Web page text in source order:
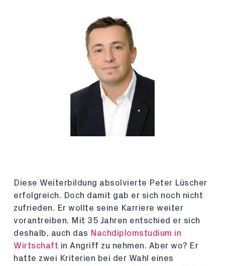
Diese Weiterbildung absolvierte Peter Lüscher
erfolgreich. Doch damit gab er sich noch nicht
zufrieden. Er wollte seine Karriere weiter
vorantreiben. Mit 35 Jahren entschied er sich
deshalb, auch das Nachdiplomstudium in
Wirtschaft in Angriff zu nehmen. Aber wo? Er
hatte zwei Kriterien bei der Wahl eines